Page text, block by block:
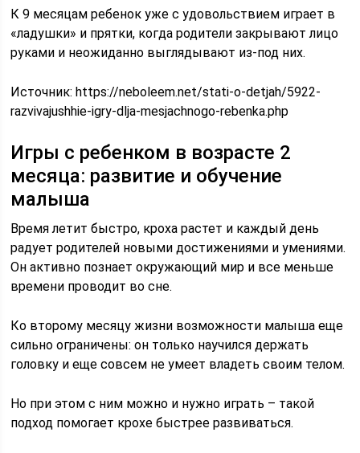
К 9 месяцам ребенок уже с удовольствием играет в
«ладушки» и прятки, когда родители закрывают лицо
руками и неожиданно выглядывают из-под них.
Источник:https://neboleem.net/stati-o-detjah/5922-
razvivajushhie-igry-dlja-mesjachnogo-rebenka.php
Игры с ребенком в возрасте 2
месяца: развитие и обучение
малыша
Время летит быстро, кроха растет и каждый день
радует родителей новыми достижениями и умениями.
Он активно познает окружающий мир и все меньше
времени проводит во сне.
Ко второму месяцу жизни возможности малыша еще
сильно ограничены: он только научился держать
головку и еще совсем не умеет владеть своим телом.
Но при этом с ним можно и нужно играть – такой
подход помогает крохе быстрее развиваться.